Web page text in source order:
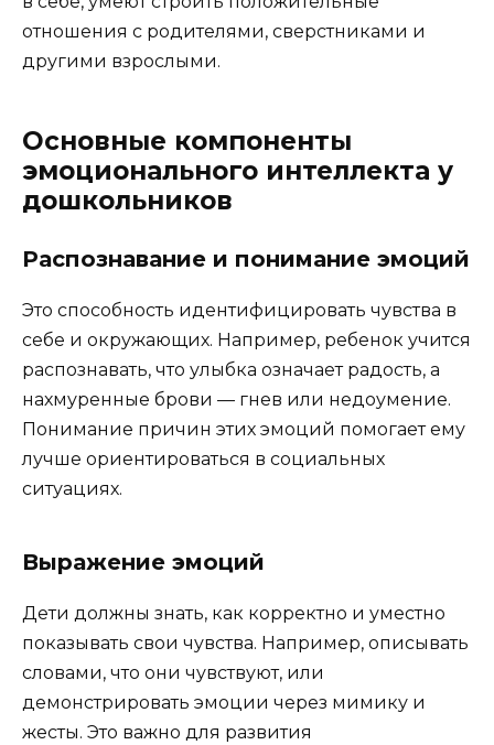
отношения с родителями, сверстниками и
другими взрослыми.
Основные компоненты
эмоционального интеллекта у
дошкольников
Распознавание и понимание эмоций
Это способность идентифицировать чувства в
себе и окружающих. Например, ребенок учится
распознавать, что улыбка означает радость, а
нахмуренные брови — гнев или недоумение.
Понимание причин этих эмоций помогает ему
лучше ориентироваться в социальных
ситуациях.
Выражение эмоций
Дети должны знать, как корректно и уместно
показывать свои чувства. Например, описывать
словами, что они чувствуют, или
демонстрировать эмоции через мимику и
жесты. Это важно для развития